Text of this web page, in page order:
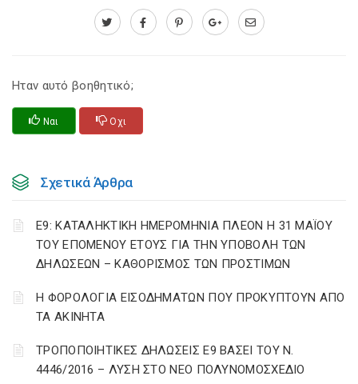
Ηταν αυτό βοηθητικό;
Ναι Οχι
Σχετικά Άρθρα
Ε9: ΚΑΤΑΛΗΚΤΙΚΗ ΗΜΕΡΟΜΗΝΙΑ ΠΛΕΟΝ Η 31 ΜΑΪΟΥ
ΤΟΥ ΕΠΟΜΕΝΟΥ ΕΤΟΥΣ ΓΙΑ ΤΗΝ ΥΠΟΒΟΛΗ ΤΩΝ
ΔΗΛΩΣΕΩΝ – ΚΑΘΟΡΙΣΜΟΣ ΤΩΝ ΠΡΟΣΤΙΜΩΝ
Η ΦΟΡΟΛΟΓΙΑ ΕΙΣΟΔΗΜΑΤΩΝ ΠΟΥ ΠΡΟΚΥΠΤΟΥΝ ΑΠΟ
ΤΑ ΑΚΙΝΗΤΑ
ΤΡΟΠΟΠΟΙΗΤΙΚΕΣ ΔΗΛΩΣΕΙΣ Ε9 ΒΑΣΕΙ ΤΟΥ Ν.
4446/2016 – ΛΥΣΗ ΣΤΟ ΝΕΟ ΠΟΛΥΝΟΜΟΣΧΕΔΙΟ